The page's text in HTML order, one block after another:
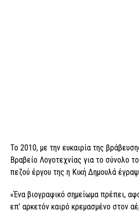
Το 2010, με την ευκαιρία της
Βραβείο Λογοτεχνίας για το σύνολο
πεζού έργου της η Κική Δημουλά
«Ένα βιογραφικό σημείωμα πρέπει,
επ’ αρκετόν καιρό κρεμασμένο στον